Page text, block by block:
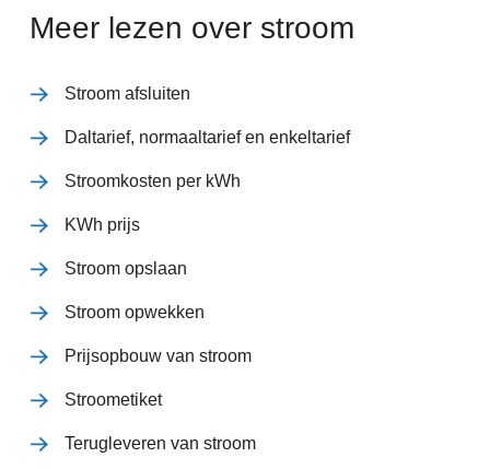
Meer lezen over stroom
Stroom afsluiten
Daltarief, normaaltarief en enkeltarief
Stroomkosten per kWh
KWh prijs
Stroom opslaan
Stroom opwekken
Prijsopbouw van stroom
Stroometiket
Terugleveren van stroom